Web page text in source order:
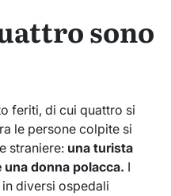
sono
feriti, di cui quattro si
le persone colpite si
straniere: una turista
una donna polacca. I
diversi ospedali